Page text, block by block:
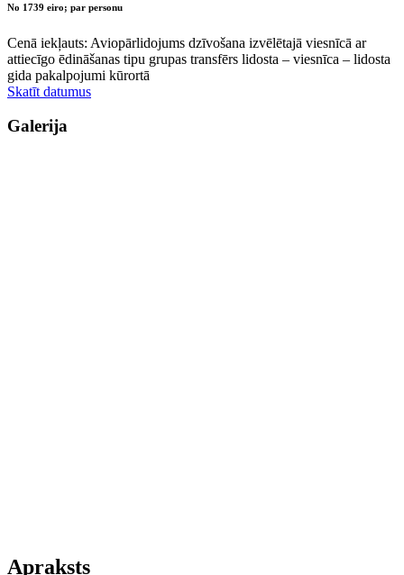
No 1739 eiro; par personu
Cenā iekļauts: Aviopārlidojums dzīvošana izvēlētajā viesnīcā ar
attiecīgo ēdināšanas tipu grupas transfērs lidosta – viesnīca – lidosta
gida pakalpojumi kūrortā
Skatīt datumus
Galerija
Apraksts